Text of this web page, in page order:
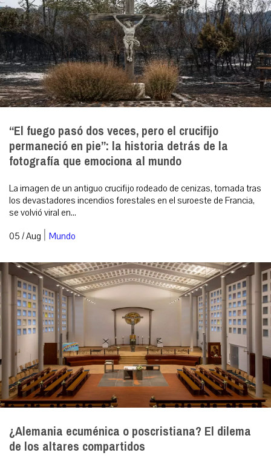
“El fuego pasó dos veces, pero el crucifijo
permaneció en pie”: la historia detrás de la
fotografía que emociona al mundo
La imagen de un antiguo crucifijo rodeado de cenizas, tomada tras
los devastadores incendios forestales en el suroeste de Francia,
se volvió viral en...
05 / Aug | Mundo
¿Alemania ecuménica o poscristiana? El dilema
de los altares compartidos